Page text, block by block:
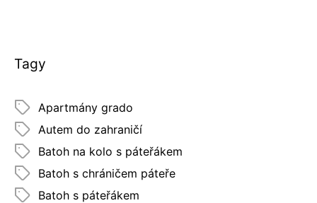
Tagy
Apartmány grado
Autem do zahraničí
Batoh na kolo s páteřákem
Batoh s chráničem páteře
Batoh s páteřákem